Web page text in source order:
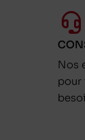
Nos
pour